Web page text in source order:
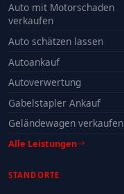
Auto mit Motorschaden
verkaufen
Auto schätzen lassen
Autoankauf
Autoverwertung
Gabelstapler Ankauf
Geländewagen verkaufen
Alle Leistungen
STANDORTE